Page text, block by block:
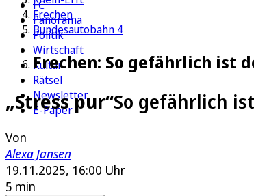
FC
Panorama
Politik
Wirtschaft
Kultur
Rätsel
Newsletter
E-Paper
Frechen
Bundesautobahn 4
Frechen: So gefährlich ist
„Stress pur“So gefährlich
Von
Alexa Jansen
19.11.2025, 16:00 Uhr
5 min